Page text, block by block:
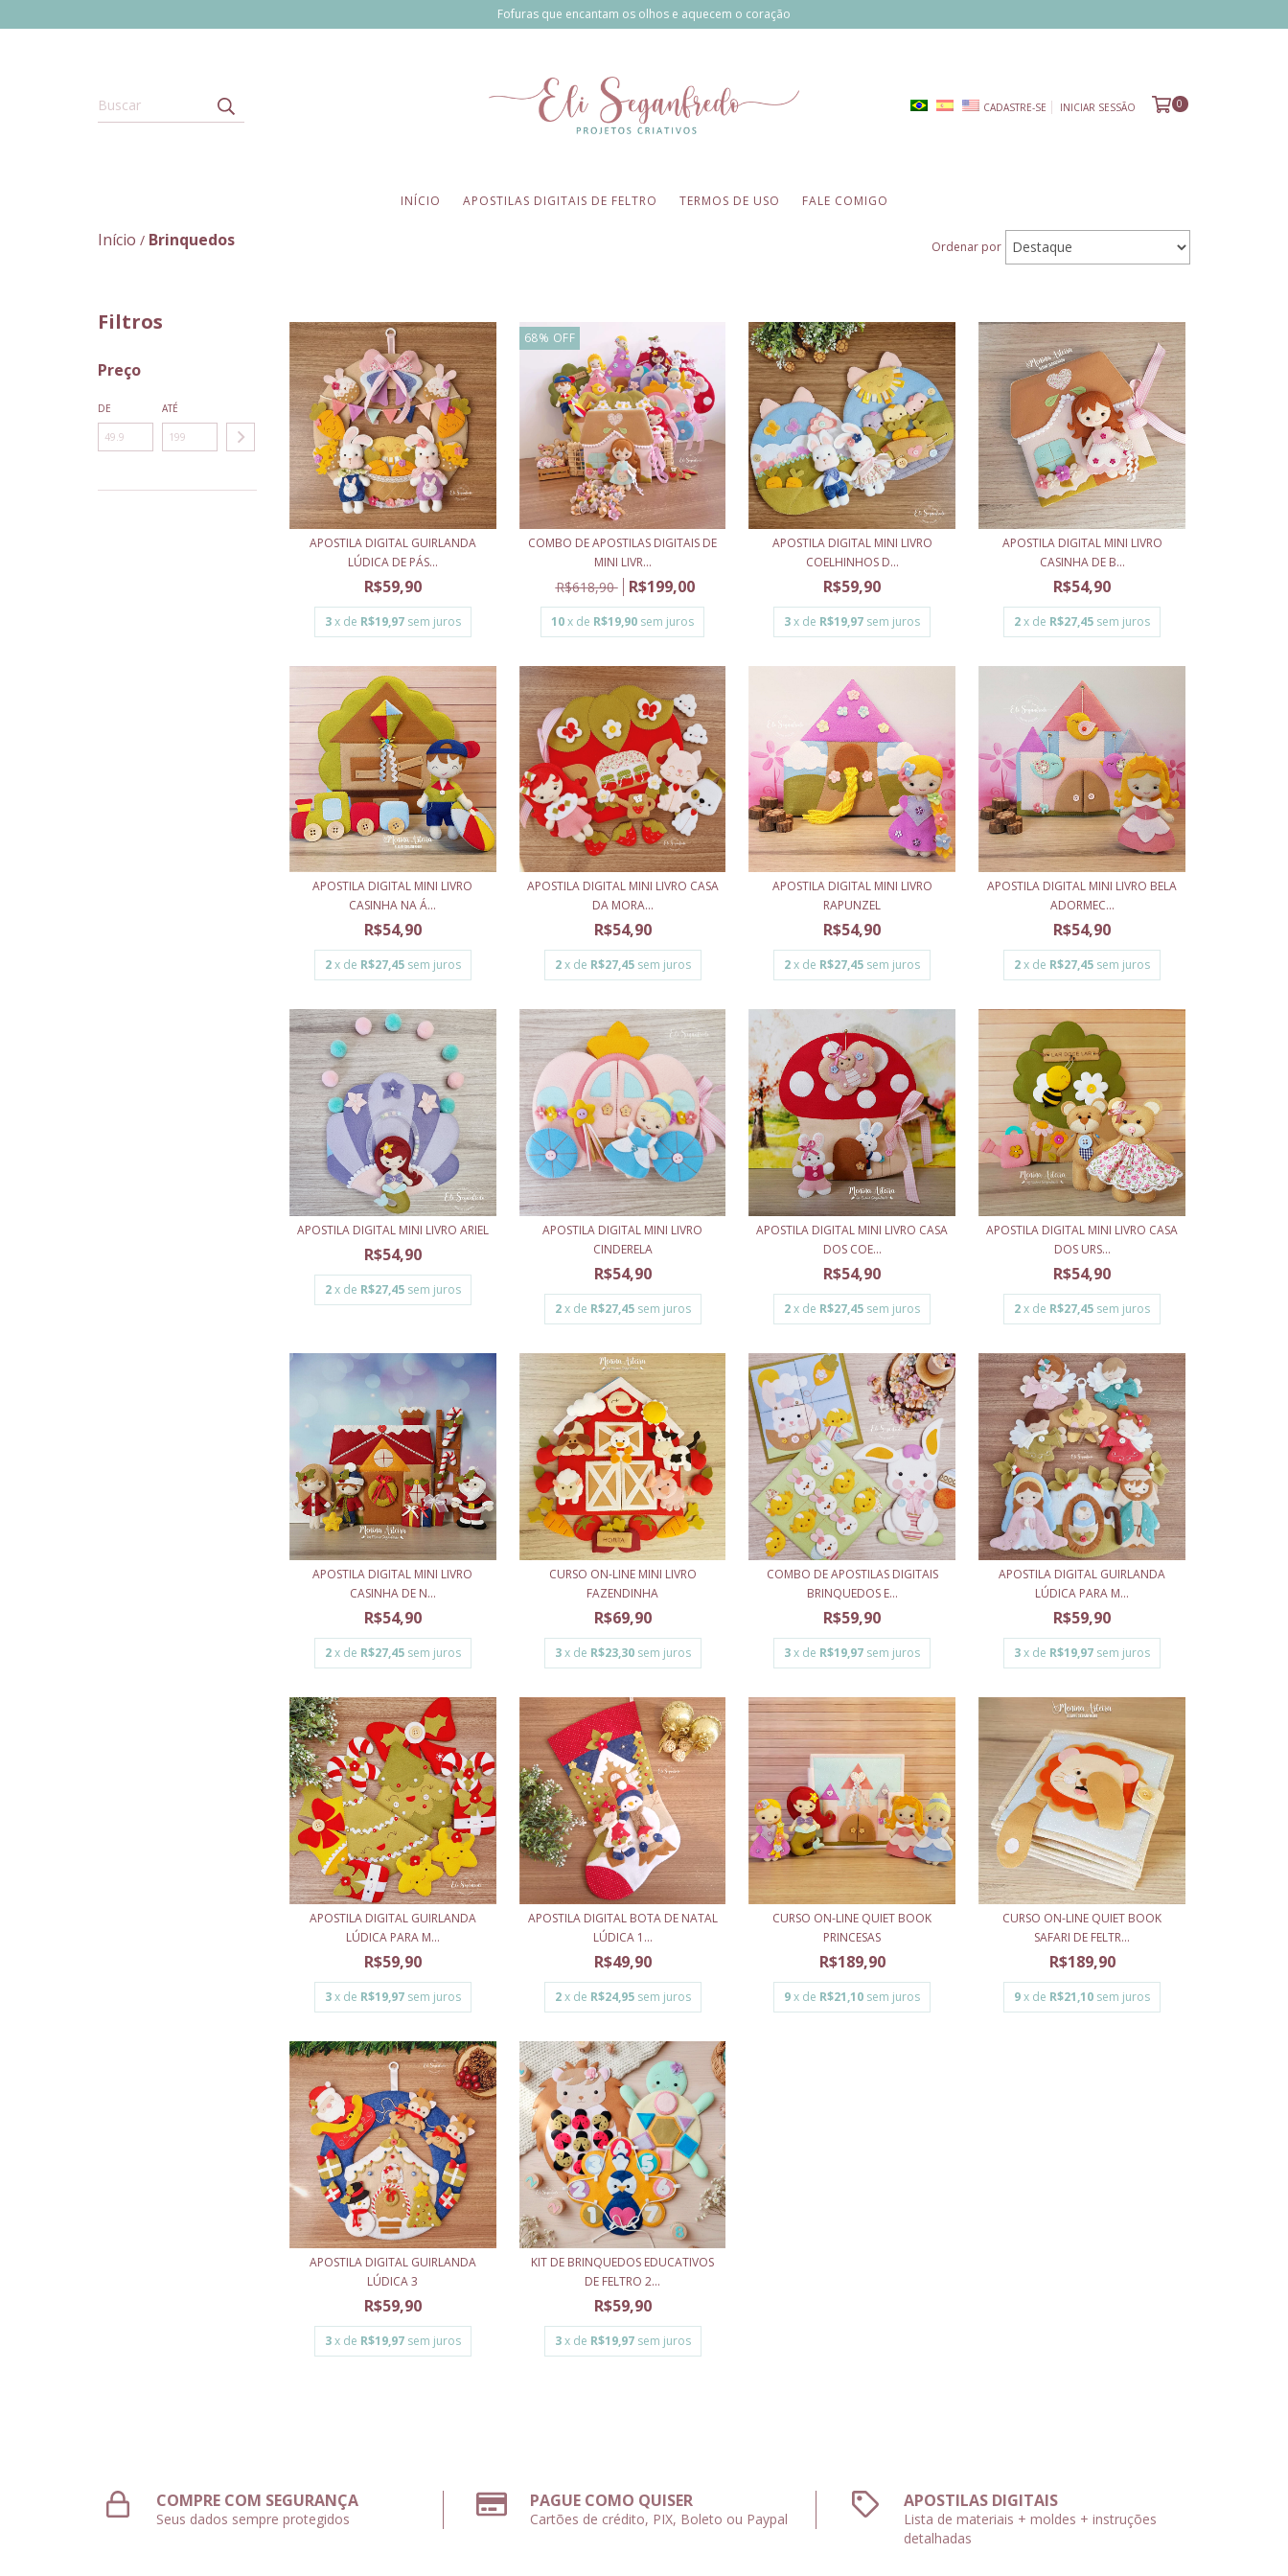
Fofuras que encantam os olhos e aquecem o coração
CADASTRE-SE INICIAR SESSÃO 0
INÍCIO APOSTILAS DIGITAIS DE FELTRO TERMOS DE USO FALE COMIGO
Início / Brinquedos Ordenar por
Filtros
Preço
DE ATÉ
APOSTILA DIGITAL GUIRLANDA
LÚDICA DE PÁS...
R$59,90
3x de R$19,97 sem juros
68% OFF
COMBO DE APOSTILAS DIGITAIS DE
MINI LIVR...
R$618,90 R$199,00
10x de R$19,90 sem juros
APOSTILA DIGITAL MINI LIVRO
COELHINHOS D...
R$59,90
3x de R$19,97 sem juros
APOSTILA DIGITAL MINI LIVRO
CASINHA DE B...
R$54,90
2x de R$27,45 sem juros
APOSTILA DIGITAL MINI LIVRO
CASINHA NA Á...
R$54,90
2x de R$27,45 sem juros
APOSTILA DIGITAL MINI LIVRO CASA
DA MORA...
R$54,90
2 x de R$27,45 sem juros
APOSTILA DIGITAL MINI LIVRO
RAPUNZEL
R$54,90
2x de R$27,45 sem juros
APOSTILA DIGITAL MINI LIVRO BELA
ADORMEC...
R$54,90
2x de R$27,45 sem juros
APOSTILA DIGITAL MINI LIVRO ARIEL
R$54,90
2x de R$27,45 sem juros
APOSTILA DIGITAL MINI LIVRO
CINDERELA
R$54,90
2 x de R$27,45 sem juros
APOSTILA DIGITAL MINI LIVRO CASA
DOS COE...
R$54,90
2x de R$27,45 sem juros
APOSTILA DIGITAL MINI LIVRO CASA
DOS URS...
R$54,90
2x de R$27,45 sem juros
APOSTILA DIGITAL MINI LIVRO
CASINHA DE N...
R$54,90
2x de R$27,45 sem juros
CURSO ON-LINE MINI LIVRO
FAZENDINHA
R$69,90
3 x de R$23,30 sem juros
COMBO DE APOSTILAS DIGITAIS
BRINQUEDOS E...
R$59,90
3x de R$19,97 sem juros
APOSTILA DIGITAL GUIRLANDA
LÚDICA PARA M...
R$59,90
3x de R$19,97 sem juros
APOSTILA DIGITAL GUIRLANDA
LÚDICA PARA M...
R$59,90
3x de R$19,97 sem juros
APOSTILA DIGITAL BOTA DE NATAL
LÚDICA 1...
R$49,90
2 x de R$24,95 sem juros
CURSO ON-LINE QUIET BOOK
PRINCESAS
R$189,90
9x de R$21,10 sem juros
CURSO ON-LINE QUIET BOOK
SAFARI DE FELTR...
R$189,90
9x de R$21,10 sem juros
APOSTILA DIGITAL GUIRLANDA
LÚDICA 3
R$59,90
3x de R$19,97 sem juros
KIT DE BRINQUEDOS EDUCATIVOS
DE FELTRO 2...
R$59,90
3 x de R$19,97 sem juros
COMPRE COM SEGURANÇA
Seus dados sempre protegidos
PAGUE COMO QUISER
Cartões de crédito, PIX, Boleto ou Paypal
APOSTILAS DIGITAIS
Lista de materiais + moldes + instruções
detalhadas